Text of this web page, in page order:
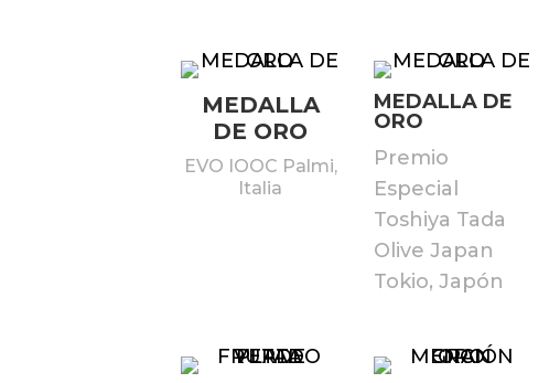
MEDALLA
DE ORO
EVO IOOC Palmi,
Italia
MEDALLA DE
ORO
Premio
Especial
Toshiya Tada
Olive Japan
Tokio, Japón